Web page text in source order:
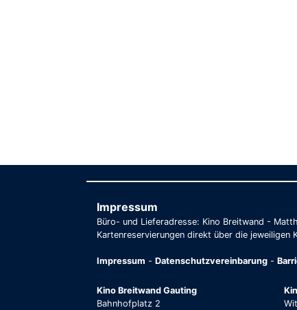
Impressum
Büro- und Lieferadresse: Kino Breitwand -
Kartenreservierungen direkt über die jeweiligen
Impressum - Datenschutzvereinbarung -
Kino Breitwand Gauting
Bahnhofplatz 2